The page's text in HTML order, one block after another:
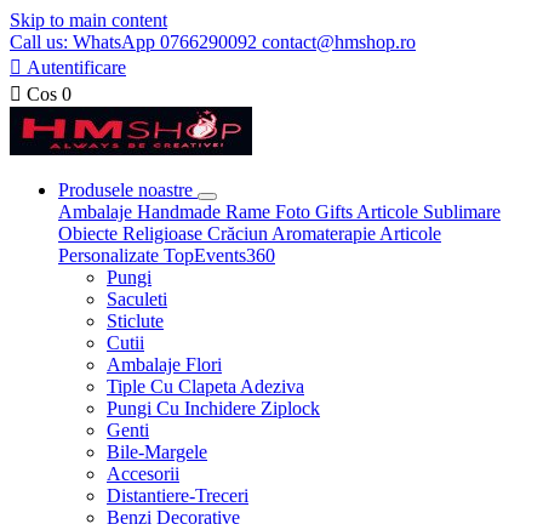
Skip to main content
Call us: WhatsApp 0766290092 contact@hmshop.ro
 Autentificare
 Cos 0
Produsele noastre
Ambalaje Handmade Rame Foto Gifts Articole Sublimare
Obiecte Religioase Crăciun Aromaterapie Articole
Personalizate TopEvents360
Pungi
Saculeti
Sticlute
Cutii
Ambalaje Flori
Tiple Cu Clapeta Adeziva
Pungi Cu Inchidere Ziplock
Genti
Bile-Margele
Accesorii
Distantiere-Treceri
Benzi Decorative